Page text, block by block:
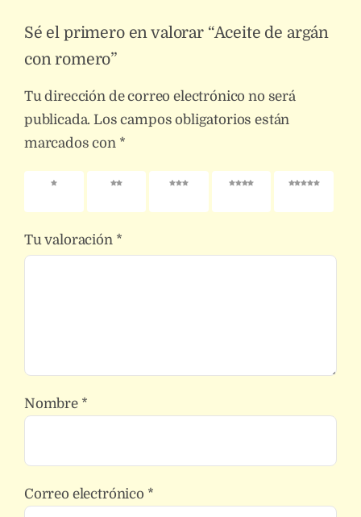
Sé el primero en valorar “Aceite de argán
con romero”
Tu dirección de correo electrónico no será
publicada. Los campos obligatorios están
marcados con *
1 de 5
2 de 5
3 de 5
4 de 5
5 de 5
Tu valoración *
Nombre *
Correo electrónico *